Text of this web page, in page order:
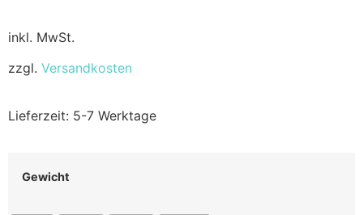
inkl. MwSt.
zzgl. Versandkosten
Lieferzeit: 5-7 Werktage
Gewicht